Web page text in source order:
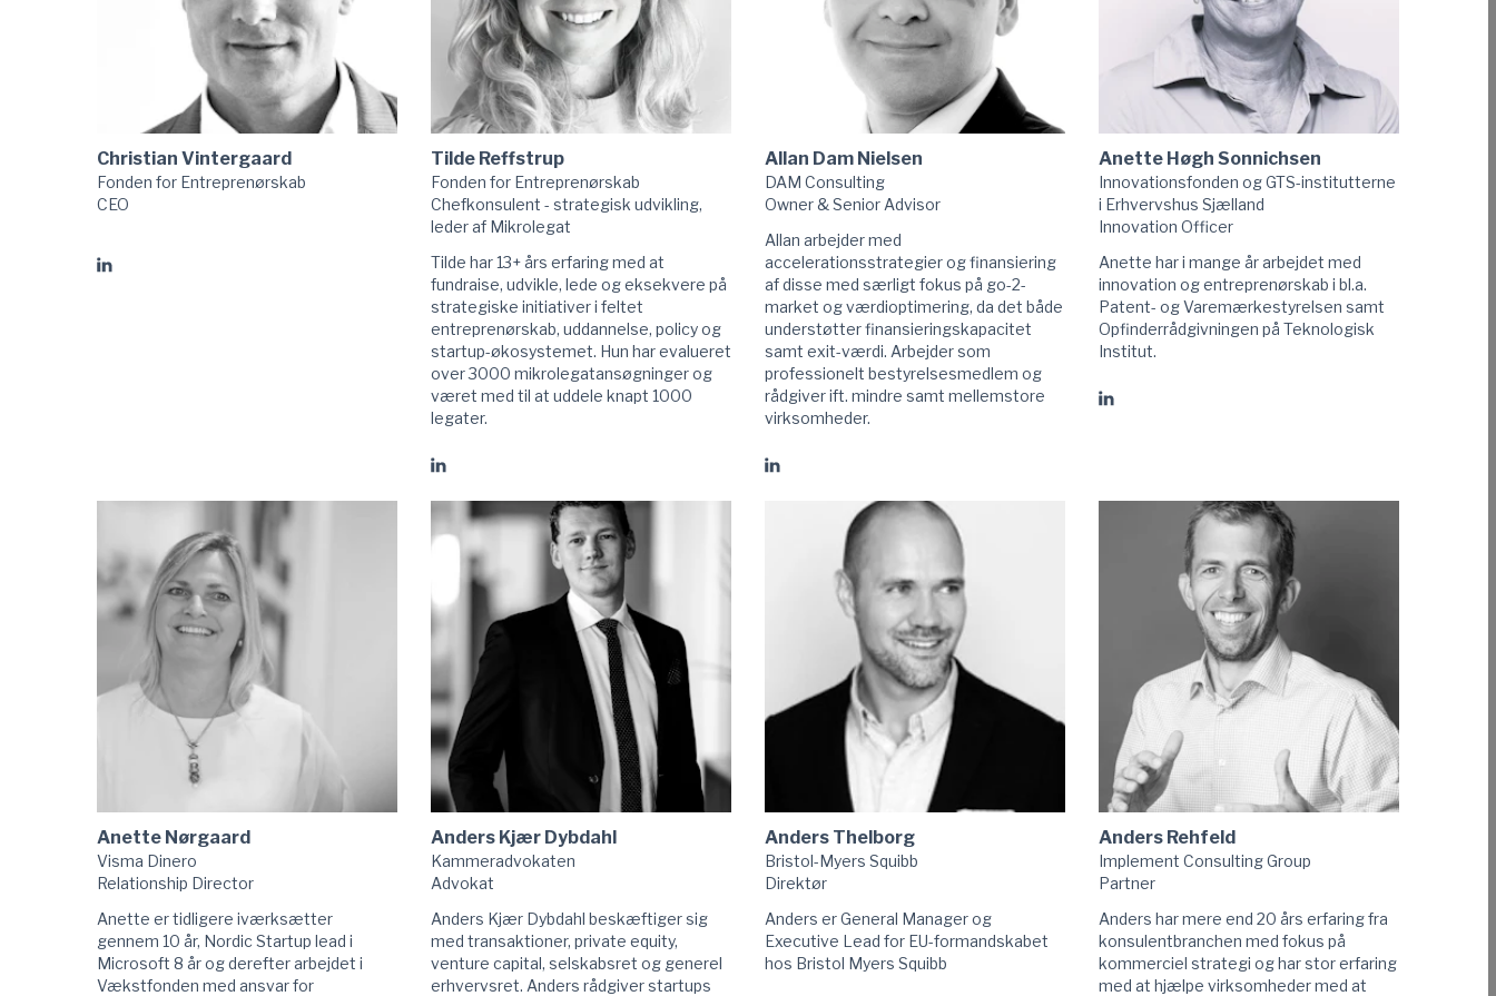
Christian Vintergaard
Fonden for Entreprenørskab
CEO
Gå
Tilde Reffstrup
Fonden for Entreprenørskab
Chefkonsulent - strategisk udvikling,
leder af Mikrolegat
Tilde har 13+ års erfaring med at
fundraise, udvikle, lede og eksekvere på
strategiske initiativer i feltet
entreprenørskab, uddannelse, policy og
startup-økosystemet. Hun har evalueret
over 3000 mikrolegatansøgninger og
været med til at uddele knapt 1000
legater.
Gå
Tilde
Reffstrup
linkedIn
Allan Dam Nielsen
DAM Consulting
Owner & Senior Advisor
Allan arbejder med
accelerationsstrategier og finansiering
af disse med særligt fokus på go-2-
market og værdioptimering, da det både
understøtter finansieringskapacitet
samt exit-værdi. Arbejder som
professionelt bestyrelsesmedlem og
rådgiver ift. mindre samt mellemstore
virksomheder.
Gå
Anette Høgh Sonnichsen
Innovationsfonden og GTS-institutterne
i Erhvervshus Sjælland
Innovation Officer
Anette har i mange år arbejdet med
innovation og entreprenørskab i bl.a.
Patent- og Varemærkestyrelsen samt
Opfinderrådgivningen på Teknologisk
Institut.
Gå
Sonnichsen
Anette Nørgaard
Visma Dinero
Relationship Director
Anette er tidligere iværksætter
gennem 10 år, Nordic Startup lead i
Microsoft 8 år og derefter arbejdet i
Vækstfonden med ansvar for
Anders Kjær Dybdahl
Kammeradvokaten
Advokat
Anders Kjær Dybdahl beskæftiger sig
med transaktioner, private equity,
venture capital, selskabsret og generel
erhvervsret. Anders rådgiver startups
Anders Thelborg
Bristol-Myers Squibb
Direktør
Anders er General Manager og
Executive Lead for EU-formandskabet
hos Bristol Myers Squibb
Anders Rehfeld
Implement Consulting Group
Partner
Anders har mere end 20 års erfaring fra
konsulentbranchen med fokus på
kommerciel strategi og har stor erfaring
med at hjælpe virksomheder med at